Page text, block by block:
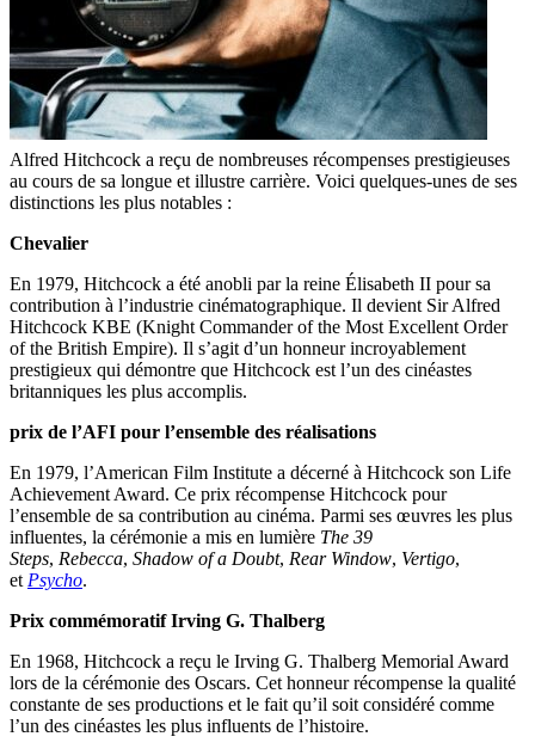
Alfred Hitchcock a reçu de nombreuses récompenses prestigieuses
au cours de sa longue et illustre carrière. Voici quelques-unes de ses
distinctions les plus notables :
Chevalier
En 1979, Hitchcock a été anobli par la reine Élisabeth II pour sa
contribution à l’industrie cinématographique. Il devient Sir Alfred
Hitchcock KBE (Knight Commander of the Most Excellent Order
of the British Empire). Il s’agit d’un honneur incroyablement
prestigieux qui démontre que Hitchcock est l’un des cinéastes
britanniques les plus accomplis.
prix de l’AFI pour l’ensemble des réalisations
En 1979, l’American Film Institute a décerné à Hitchcock son Life
Achievement Award. Ce prix récompense Hitchcock pour
l’ensemble de sa contribution au cinéma. Parmi ses œuvres les plus
influentes, la cérémonie a mis en lumière The 39
Steps, Rebecca, Shadow of a Doubt, Rear Window, Vertigo,
et Psycho.
Prix commémoratif Irving G. Thalberg
En 1968, Hitchcock a reçu le Irving G. Thalberg Memorial Award
lors de la cérémonie des Oscars. Cet honneur récompense la qualité
constante de ses productions et le fait qu’il soit considéré comme
l’un des cinéastes les plus influents de l’histoire.